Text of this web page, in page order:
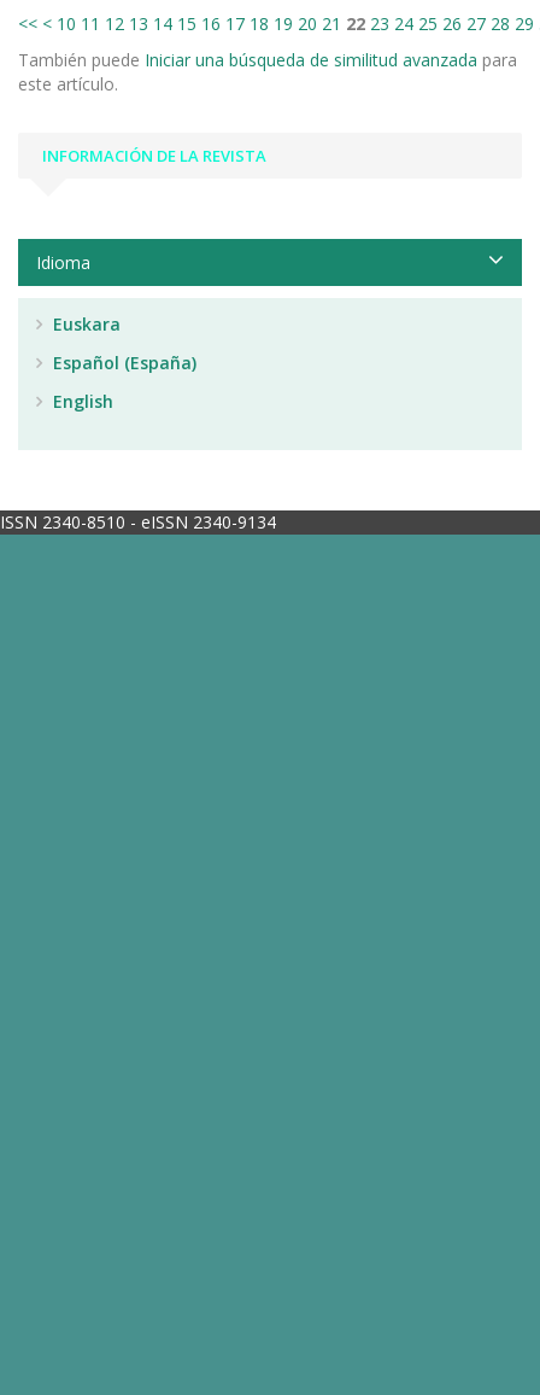
<< < 10 11 12 13 14 15 16 17 18 19 20 21 22 23 24 25 26 27 28 29
También puede Iniciar una búsqueda de similitud avanzada para
este artículo.
INFORMACIÓN DE LA REVISTA
Idioma
Euskara
Español (España)
English
ISSN 2340-8510 - eISSN 2340-9134